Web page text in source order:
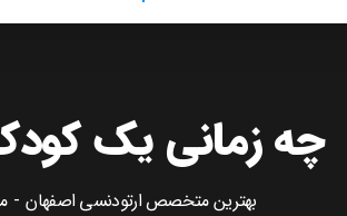
چه زمانی یک
بهترین متخصص ارتودنسی اصفهان